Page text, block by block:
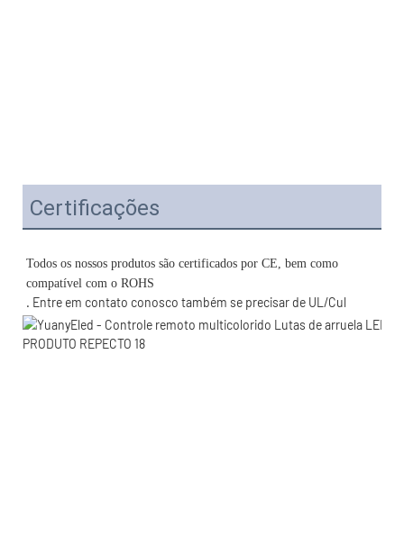
Certificações
Todos os nossos produtos são certificados por CE, bem como
. Entre em contato conosco também se precisar de UL/Cul